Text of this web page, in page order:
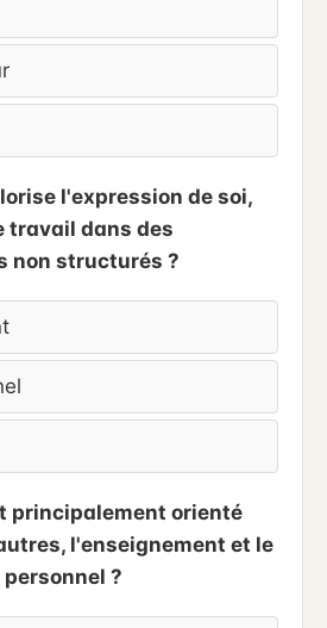
l'expression de soi,
travail dans des
non structurés ?
principalement orienté
l'enseignement et le
?